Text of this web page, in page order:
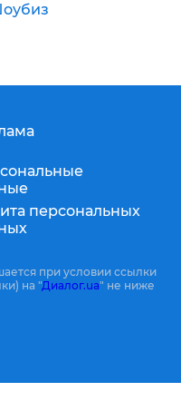
персональных
при условии ссылки
на "Диалог.ua" не ниже